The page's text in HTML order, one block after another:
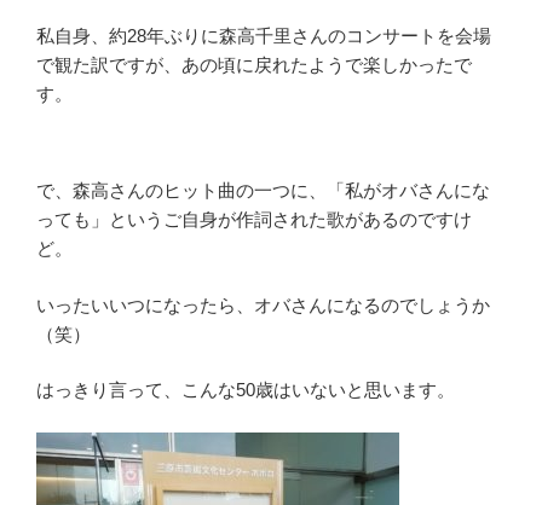
私自身、約28年ぶりに森高千里さんのコンサートを会場
で観た訳ですが、あの頃に戻れたようで楽しかったで
す。
で、森高さんのヒット曲の一つに、「私がオバさんにな
っても」というご自身が作詞された歌があるのですけ
ど。
いったいいつになったら、オバさんになるのでしょうか
（笑）
はっきり言って、こんな50歳はいないと思います。